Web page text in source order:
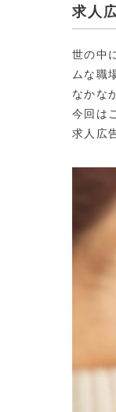
求人
世の中
ムな職
なかな
今回は
求人広